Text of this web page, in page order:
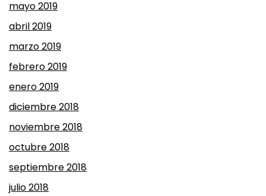
mayo 2019
abril 2019
marzo 2019
febrero 2019
enero 2019
diciembre 2018
noviembre 2018
octubre 2018
septiembre 2018
julio 2018